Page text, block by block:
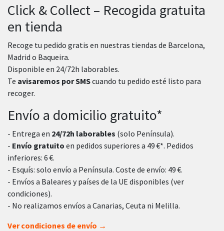
Click & Collect – Recogida gratuita
en tienda
Recoge tu pedido gratis en nuestras tiendas de Barcelona,
Madrid o Baqueira.
Disponible en 24/72h laborables.
Te avisaremos por SMScuando tu pedido esté listo para
recoger.
Envío a domicilio gratuito*
- Entrega en 24/72h laborables (solo Península).
- Envío gratuito en pedidos superiores a 49 €*. Pedidos
inferiores: 6 €.
- Esquís: solo envío a Península. Coste de envío: 49 €.
- Envíos a Baleares y países de la UE disponibles (ver
condiciones).
- No realizamos envíos a Canarias, Ceuta ni Melilla.
Ver condiciones de envío →